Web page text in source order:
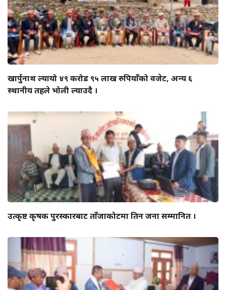
खार्पुनाथ ल्यायो ४९ करोड ९५ लाख रुपियाँको वजेट, अन्य ६
स्थानीय तहले भोली ल्याउदै ।
उत्कृष्ट कृषक पुरस्कारबाट ताँजाकोटमा तिन जना सम्मानित ।